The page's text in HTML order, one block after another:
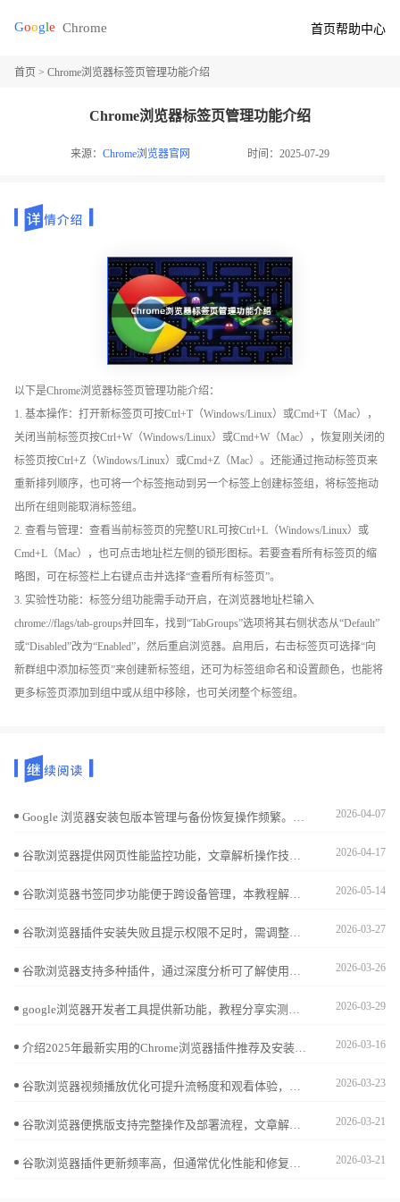
首页帮助中心
首页 > Chrome浏览器标签页管理功能介绍
Chrome浏览器标签页管理功能介绍
来源：Chrome浏览器官网 时间：2025-07-29
以下是Chrome浏览器标签页管理功能介绍：
1. 基本操作：打开新标签页可按Ctrl+T（Windows/Linux）或Cmd+T（Mac），
关闭当前标签页按Ctrl+W（Windows/Linux）或Cmd+W（Mac），恢复刚关闭的
标签页按Ctrl+Z（Windows/Linux）或Cmd+Z（Mac）。还能通过拖动标签页来
重新排列顺序，也可将一个标签拖动到另一个标签上创建标签组，将标签拖动
出所在组则能取消标签组。
2. 查看与管理：查看当前标签页的完整URL可按Ctrl+L（Windows/Linux）或
Cmd+L（Mac），也可点击地址栏左侧的锁形图标。若要查看所有标签页的缩
略图，可在标签栏上右键点击并选择“查看所有标签页”。
3. 实验性功能：标签分组功能需手动开启，在浏览器地址栏输入
chrome://flags/tab-groups并回车，找到“TabGroups”选项将其右侧状态从“Default”
或“Disabled”改为“Enabled”，然后重启浏览器。启用后，右击标签页可选择“向
新群组中添加标签页”来创建新标签组，还可为标签组命名和设置颜色，也能将
更多标签页添加到组中或从组中移除，也可关闭整个标签组。
Google 浏览器安装包版本管理与备份恢复操作频繁。本文提供实操指南，帮助用户高效管理多版本浏览器并保证安全。 2026-04-07
谷歌浏览器提供网页性能监控功能，文章解析操作技巧，帮助用户快速发现加载瓶颈，优化网页访问速度，提高整体浏览体验。 2026-04-17
谷歌浏览器书签同步功能便于跨设备管理，本教程解析操作步骤和技巧，帮助用户快速同步收藏，提高使用便捷性。 2026-05-14
谷歌浏览器插件安装失败且提示权限不足时，需调整权限设置。本文详细介绍修复方法，帮助用户顺利安装插件。 2026-03-27
谷歌浏览器支持多种插件，通过深度分析可了解使用便利性。合理操作可提升功能体验和浏览效率。 2026-03-26
google浏览器开发者工具提供新功能，教程分享实测体验和调试技巧，帮助用户高效分析网页并优化开发操作流程。 2026-03-29
介绍2025年最新实用的Chrome浏览器插件推荐及安装教程，帮助用户丰富浏览器功能，提升日常使用体验。 2026-03-16
谷歌浏览器视频播放优化可提升流畅度和观看体验，本文全面分析操作效果，帮助用户实现高清视频顺畅播放。 2026-03-23
谷歌浏览器便携版支持完整操作及部署流程，文章解析安装、配置及使用技巧，并分享移动办公优化方法，帮助用户高效完成全流程操作。 2026-03-21
谷歌浏览器插件更新频率高，但通常优化性能和修复问题，对使用体验影响较小，保持功能稳定。 2026-03-21